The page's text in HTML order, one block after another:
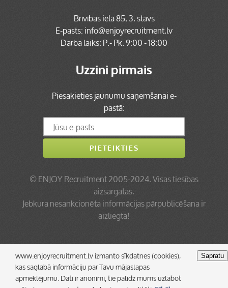
Brīvības ielā 85, 3. stāvs
E-pasts:info@enjoyrecruitment.lv
Darba laiks: P.- Pk. 9:00 - 18:00
Uzzini pirmais
Piesakieties jaunumu saņemšanai e-
pastā:
©ENJOY Recruitment2005-2024. Visas tiesības
aizsargātas.
Jebkura nesankcionēta informācijas pārpublicēšana ir
aizliegta!
Sapratu
www.enjoyrecruitment.lv izmanto sīkdatnes (cookies),
kas saglabā informāciju par Tavu mājaslapas
apmeklējumu. Dati ir anonīmi, tie palīdz mums uzlabot